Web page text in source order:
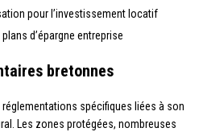
pour l’investissement locatif
d’épargne entreprise
bretonnes
spécifiques liées à son
Les zones protégées, nombreuses